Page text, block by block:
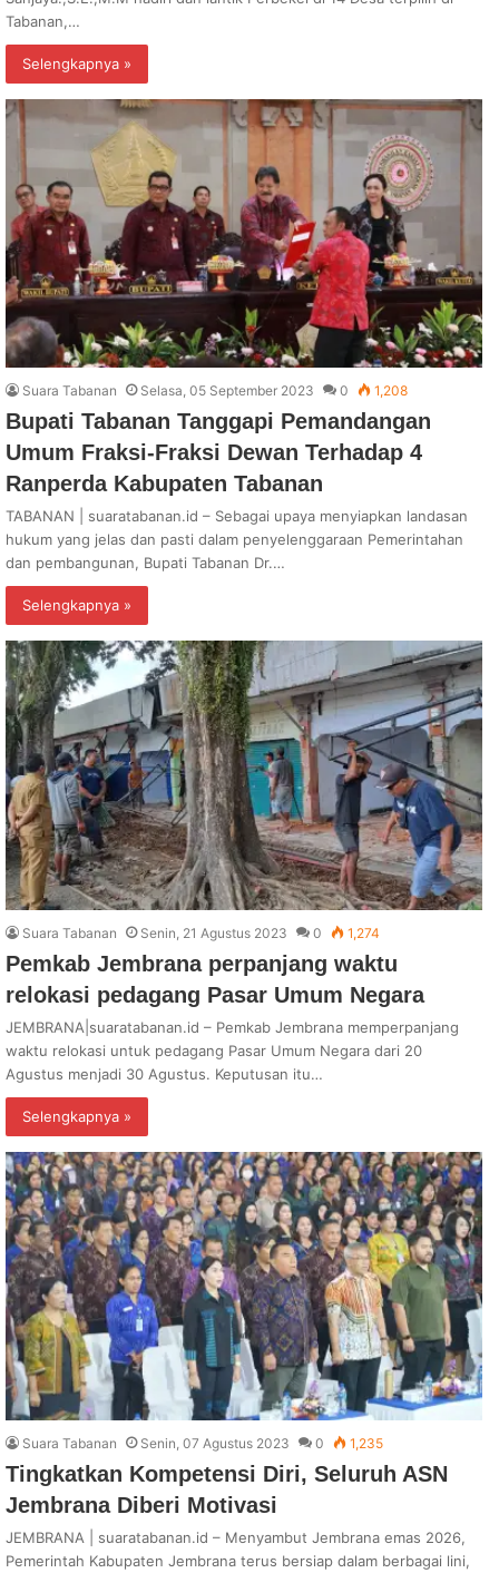
Tabanan,…
Selengkapnya »
Suara Tabanan Selasa, 05 September 2023 0 1,208
Bupati Tabanan Tanggapi Pemandangan
Umum Fraksi-Fraksi Dewan Terhadap 4
Ranperda Kabupaten Tabanan
TABANAN | suaratabanan.id – Sebagai upaya menyiapkan landasan
hukum yang jelas dan pasti dalam penyelenggaraan Pemerintahan
dan pembangunan, Bupati Tabanan Dr.…
Selengkapnya »
Suara Tabanan Senin, 21 Agustus 2023 0 1,274
Pemkab Jembrana perpanjang waktu
relokasi pedagang Pasar Umum Negara
JEMBRANA|suaratabanan.id – Pemkab Jembrana memperpanjang
waktu relokasi untuk pedagang Pasar Umum Negara dari 20
Agustus menjadi 30 Agustus. Keputusan itu…
Selengkapnya »
Suara Tabanan Senin, 07 Agustus 2023 0 1,235
Tingkatkan Kompetensi Diri, Seluruh ASN
Jembrana Diberi Motivasi
JEMBRANA | suaratabanan.id – Menyambut Jembrana emas 2026,
Pemerintah Kabupaten Jembrana terus bersiap dalam berbagai lini,